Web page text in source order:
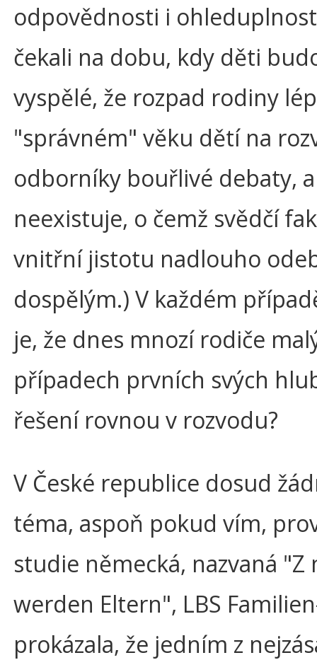
odpovědnosti i
čekali na dobu, kdy děti
vyspělé, že rozpad rodiny
"správném" věku dětí na
odborníky bouřlivé debaty,
neexistuje, o čemž svědčí
vnitřní jistotu nadlouho
dospělým.) V každém
je, že dnes mnozí rodiče
případech prvních svých
řešení rovnou v rozvodu?
V České republice dosud
téma, aspoň pokud vím,
studie německá, nazvaná
werden Eltern", LBS
prokázala, že jedním z